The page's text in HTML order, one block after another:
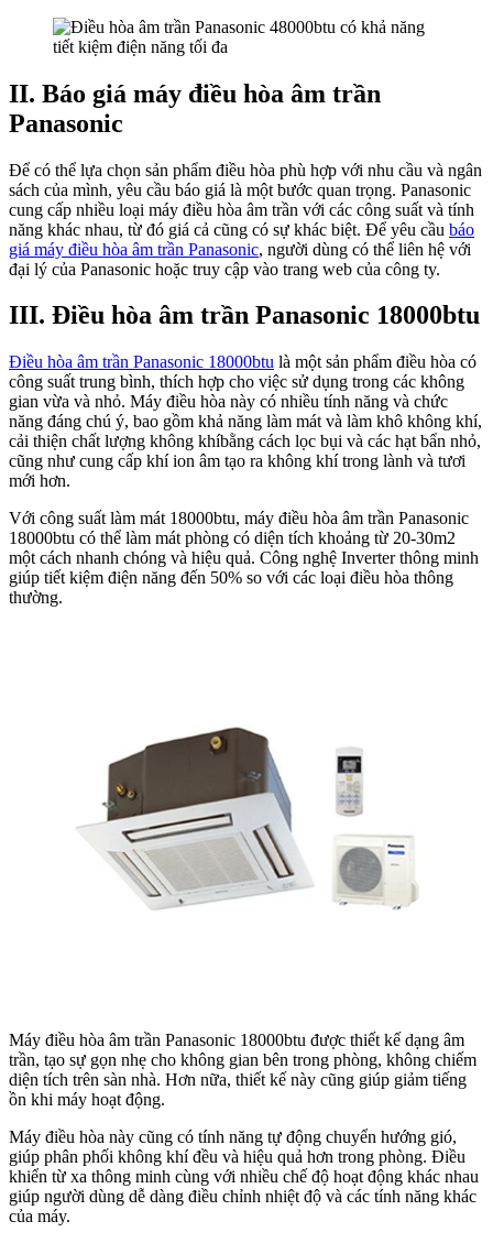
II. Báo giá máy điều hòa âm trần
Panasonic
Để có thể lựa chọn sản phẩm điều hòa phù hợp với nhu cầu và ngân
sách của mình, yêu cầu báo giá là một bước quan trọng. Panasonic
cung cấp nhiều loại máy điều hòa âm trần với các công suất và tính
năng khác nhau, từ đó giá cả cũng có sự khác biệt. Để yêu cầu báo
giá máy điều hòa âm trần Panasonic, người dùng có thể liên hệ với
đại lý của Panasonic hoặc truy cập vào trang web của công ty.
III. Điều hòa âm trần Panasonic 18000btu
Điều hòa âm trần Panasonic 18000btu là một sản phẩm điều hòa có
công suất trung bình, thích hợp cho việc sử dụng trong các không
gian vừa và nhỏ. Máy điều hòa này có nhiều tính năng và chức
năng đáng chú ý, bao gồm khả năng làm mát và làm khô không khí,
cải thiện chất lượng không khíbằng cách lọc bụi và các hạt bẩn nhỏ,
cũng như cung cấp khí ion âm tạo ra không khí trong lành và tươi
mới hơn.
Với công suất làm mát 18000btu, máy điều hòa âm trần Panasonic
18000btu có thể làm mát phòng có diện tích khoảng từ 20-30m2
một cách nhanh chóng và hiệu quả. Công nghệ Inverter thông minh
giúp tiết kiệm điện năng đến 50% so với các loại điều hòa thông
thường.
Máy điều hòa âm trần Panasonic 18000btu được thiết kế dạng âm
trần, tạo sự gọn nhẹ cho không gian bên trong phòng, không chiếm
diện tích trên sàn nhà. Hơn nữa, thiết kế này cũng giúp giảm tiếng
ồn khi máy hoạt động.
Máy điều hòa này cũng có tính năng tự động chuyển hướng gió,
giúp phân phối không khí đều và hiệu quả hơn trong phòng. Điều
khiển từ xa thông minh cùng với nhiều chế độ hoạt động khác nhau
giúp người dùng dễ dàng điều chỉnh nhiệt độ và các tính năng khác
của máy.